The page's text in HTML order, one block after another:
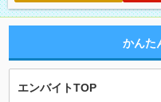
かんた
エンバイトTOP